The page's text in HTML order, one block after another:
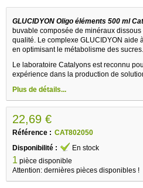
GLUCIDYON Oligo éléments 500 ml
buvable composée de minéraux
qualité. Le complexe GLUCIDYON aide
en optimisant le métabolisme des sucres.
Le laboratoire Catalyons est reconnu
expérience dans la production de
Plus de détails...
22,69 €
Référence : CAT802050
Disponibilité :
En stock
1 pièce disponible
Attention: dernières pièces disponibles !